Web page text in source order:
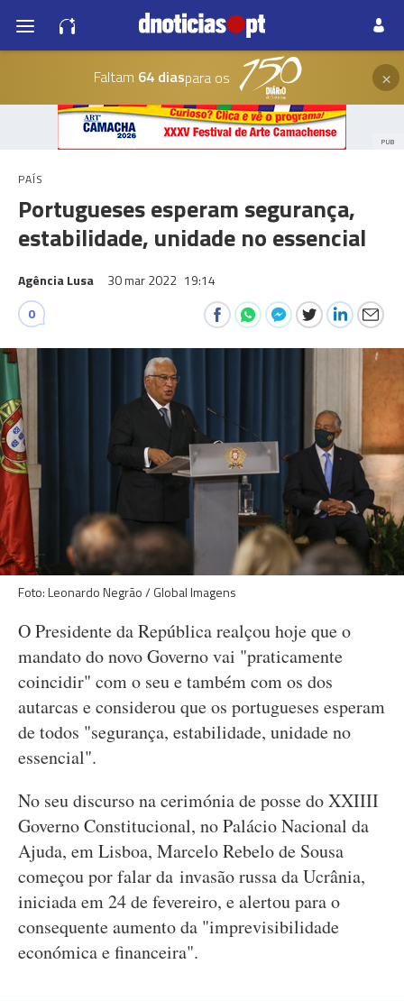
Faltam 64 diaspara os ×
PUB
PAÍS
Portugueses esperam segurança,
estabilidade, unidade no essencial
Agência Lusa 30 mar 2022 19:14
0
Foto: Leonardo Negrão / Global Imagens
O Presidente da República realçou hoje que o
mandato do novo Governo vai "praticamente
coincidir" com o seu e também com os dos
autarcas e considerou que os portugueses esperam
de todos "segurança, estabilidade, unidade no
essencial".
No seu discurso na cerimónia de posse do XXIIII
Governo Constitucional, no Palácio Nacional da
Ajuda, em Lisboa, Marcelo Rebelo de Sousa
começou por falar da invasão russa da Ucrânia,
iniciada em 24 de fevereiro, e alertou para o
consequente aumento da "imprevisibilidade
económica e financeira".